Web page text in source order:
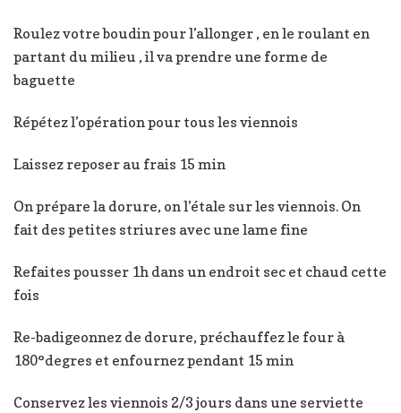
Roulez votre boudin pour l’allonger , en le roulant en
partant du milieu , il va prendre une forme de
baguette
Répétez l’opération pour tous les viennois
Laissez reposer au frais 15 min
On prépare la dorure, on l’étale sur les viennois. On
fait des petites striures avec une lame fine
Refaites pousser 1h dans un endroit sec et chaud cette
fois
Re-badigeonnez de dorure, préchauffez le four à
180°degres et enfournez pendant 15 min
Conservez les viennois 2/3 jours dans une serviette